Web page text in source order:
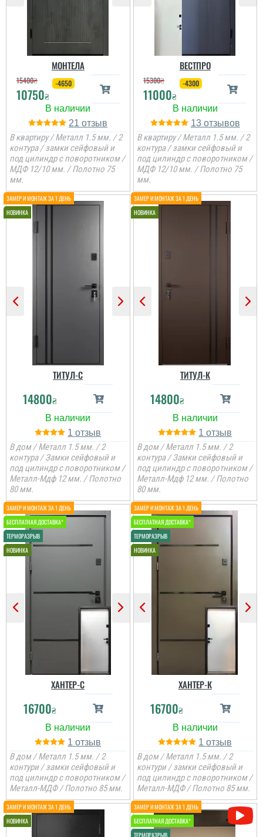
МОНТЕЛА
15400₴
10750₴
-4650
21
В квартиру / Металл 1.5 мм. / 2
контура / замки сейфовый и
под цилиндр с поворотником /
МДФ 12/10 мм. / Полотно 75
мм.
ВЕСТПРО
15300₴
11000₴
-4300
13
В квартиру / Металл 1.5 мм. / 2
контура / замки сейфовый и
под цилиндр с поворотником /
МДФ 12/10 мм. / Полотно 75
мм.
ТИТУЛ-C
14800₴
1
В дом / Металл 1.5 мм. / 2
контура / Замки сейфовый и
под цилиндр с поворотником /
Металл-Мдф 12 мм. / Полотно
80 мм.
ТИТУЛ-К
14800₴
1
В дом / Металл 1.5 мм. / 2
контура / Замки сейфовый и
под цилиндр с поворотником /
Металл-Мдф 12 мм. / Полотно
80 мм.
ХАНТЕР-С
16700₴
1
В дом / Металл 1.5 мм. / 2
контури / замки сейфовый и
под цилиндр с поворотником /
Металл-МДФ / Полотно 85 мм.
ХАНТЕР-К
16700₴
1
В дом / Металл 1.5 мм. / 2
контури / замки сейфовый и
под цилиндр с поворотником /
Металл-МДФ / Полотно 85 мм.